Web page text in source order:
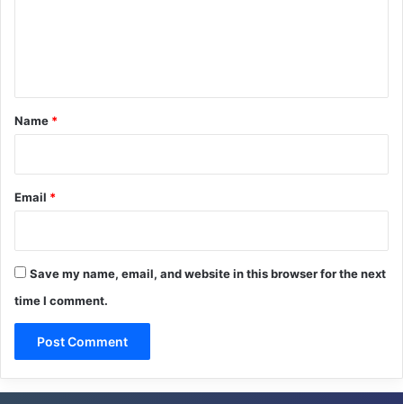
*
Name *
Email *
Save my name, email, and website in this browser for the next
time I comment.